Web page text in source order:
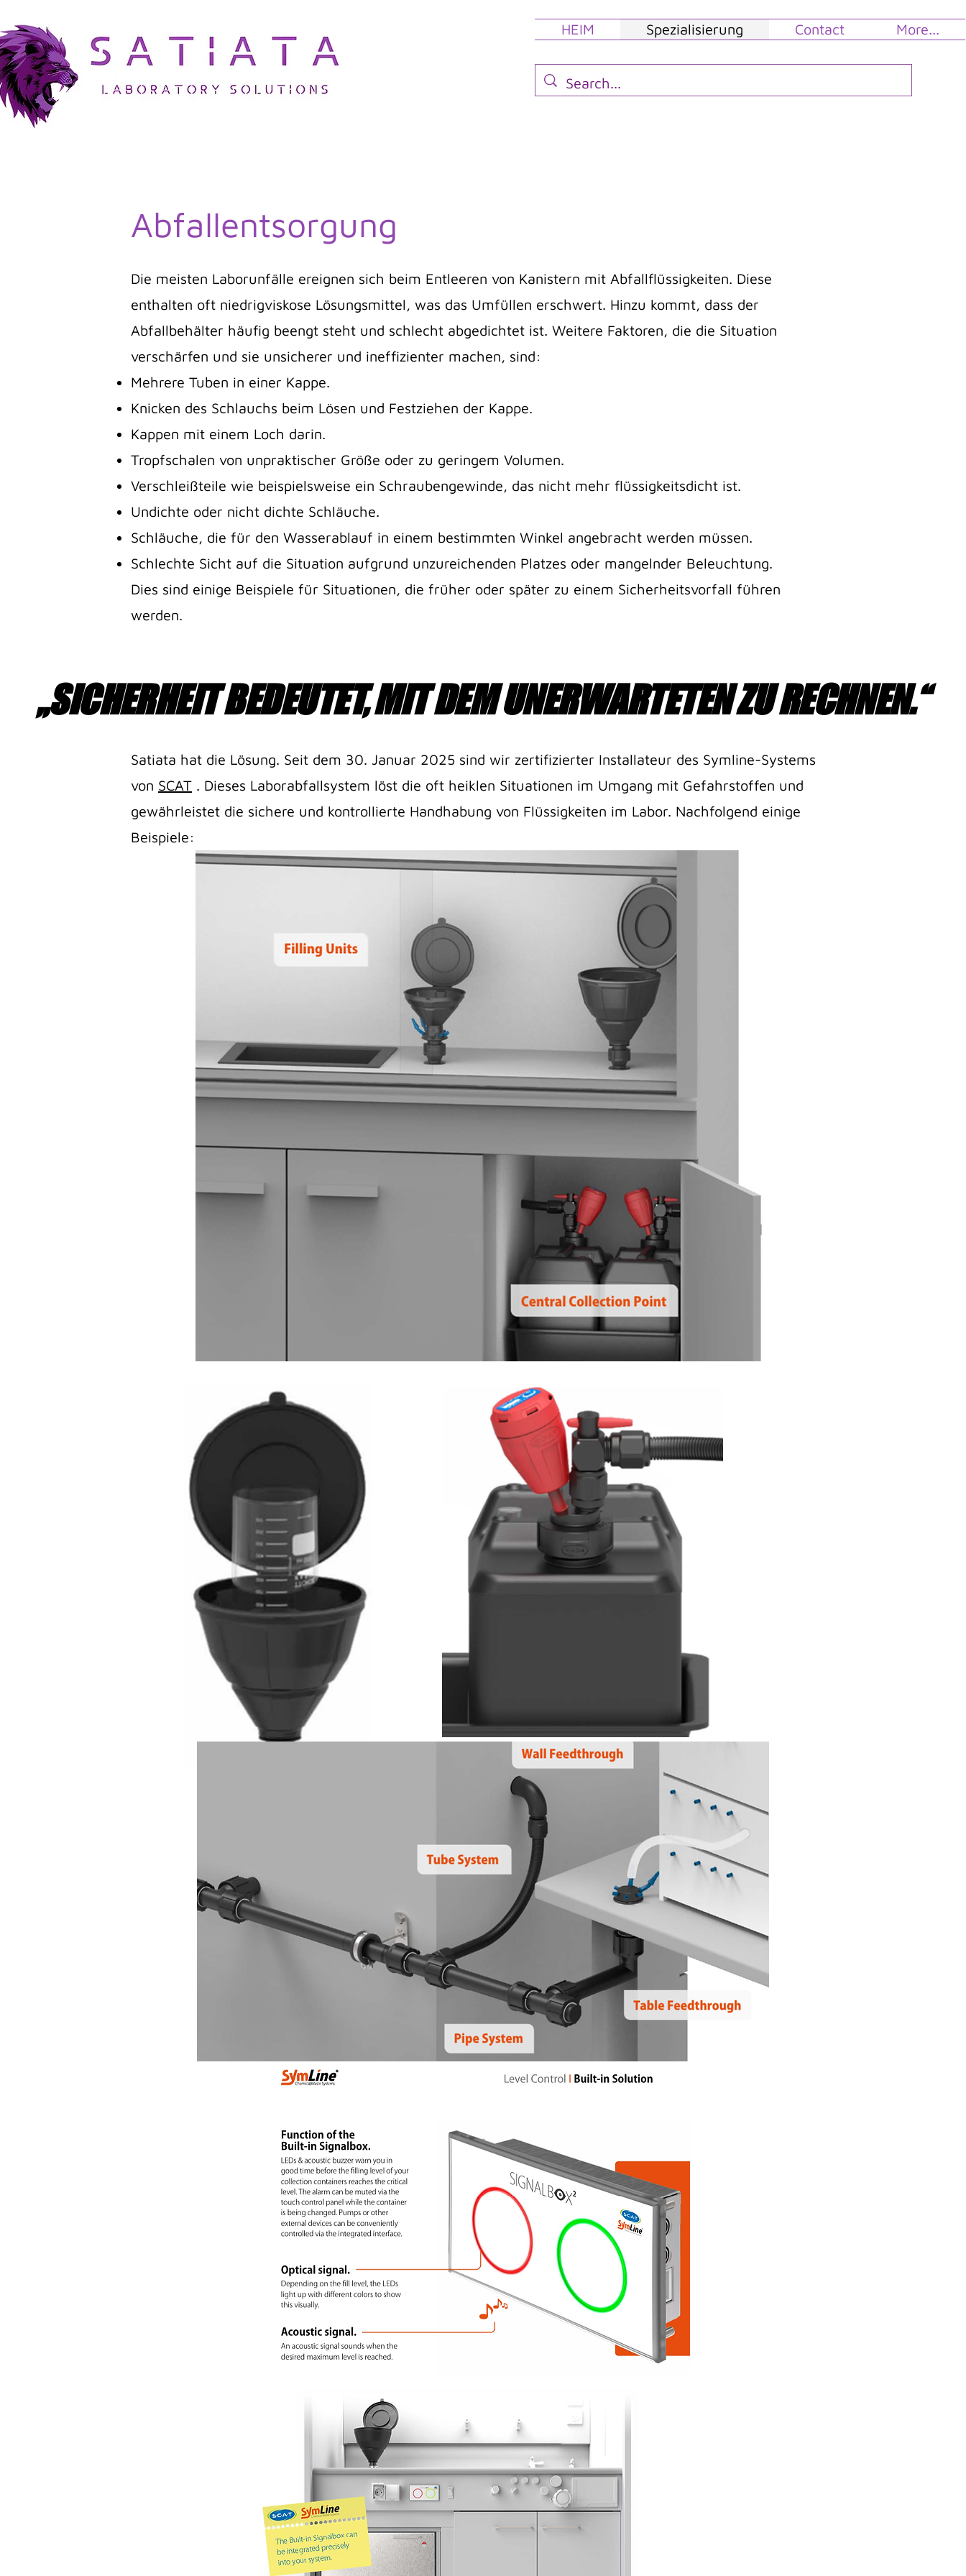
HEIM Spezialisierung Contact More...
Abfallentsorgung
Die meisten Laborunfälle ereignen sich beim Entleeren von Kanistern mit Abfallflüssigkeiten. Diese
enthalten oft niedrigviskose Lösungsmittel, was das Umfüllen erschwert. Hinzu kommt, dass der
Abfallbehälter häufig beengt steht und schlecht abgedichtet ist. Weitere Faktoren, die die Situation
verschärfen und sie unsicherer und ineffizienter machen, sind:
Mehrere Tuben in einer Kappe.
Knicken des Schlauchs beim Lösen und Festziehen der Kappe.
Kappen mit einem Loch darin.
Tropfschalen von unpraktischer Größe oder zu geringem Volumen.
Verschleißteile wie beispielsweise ein Schraubengewinde, das nicht mehr flüssigkeitsdicht ist.
Undichte oder nicht dichte Schläuche.
Schläuche, die für den Wasserablauf in einem bestimmten Winkel angebracht werden müssen.
Schlechte Sicht auf die Situation aufgrund unzureichenden Platzes oder mangelnder Beleuchtung.
Dies sind einige Beispiele für Situationen, die früher oder später zu einem Sicherheitsvorfall führen
werden.
„SICHERHEIT BEDEUTET, MIT DEM UNERWARTETEN ZU RECHNEN.“
„SICHERHEIT BEDEUTET, MIT DEM UNERWARTETEN ZU RECHNEN.“
Satiata hat die Lösung. Seit dem 30. Januar 2025 sind wir zertifizierter Installateur des Symline-Systems
von SCAT . Dieses Laborabfallsystem löst die oft heiklen Situationen im Umgang mit Gefahrstoffen und
gewährleistet die sichere und kontrollierte Handhabung von Flüssigkeiten im Labor. Nachfolgend einige
Beispiele: